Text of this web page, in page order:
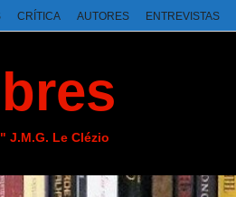
CRÍTICA AUTORES ENTREVISTAS
J.M.G. Le Clézio